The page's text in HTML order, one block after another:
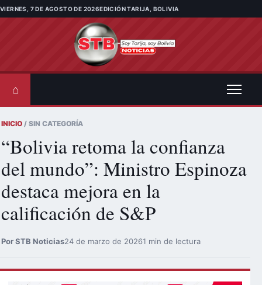
Saltar al contenido
VIERNES, 7 DE AGOSTO DE 2026EDICIÓN TARIJA, BOLIVIA
⌂
INICIO / SIN CATEGORÍA
“Bolivia retoma la confianza
del mundo”: Ministro Espinoza
destaca mejora en la
calificación de S&P
Por STB Noticias24 de marzo de 20261 min de lectura